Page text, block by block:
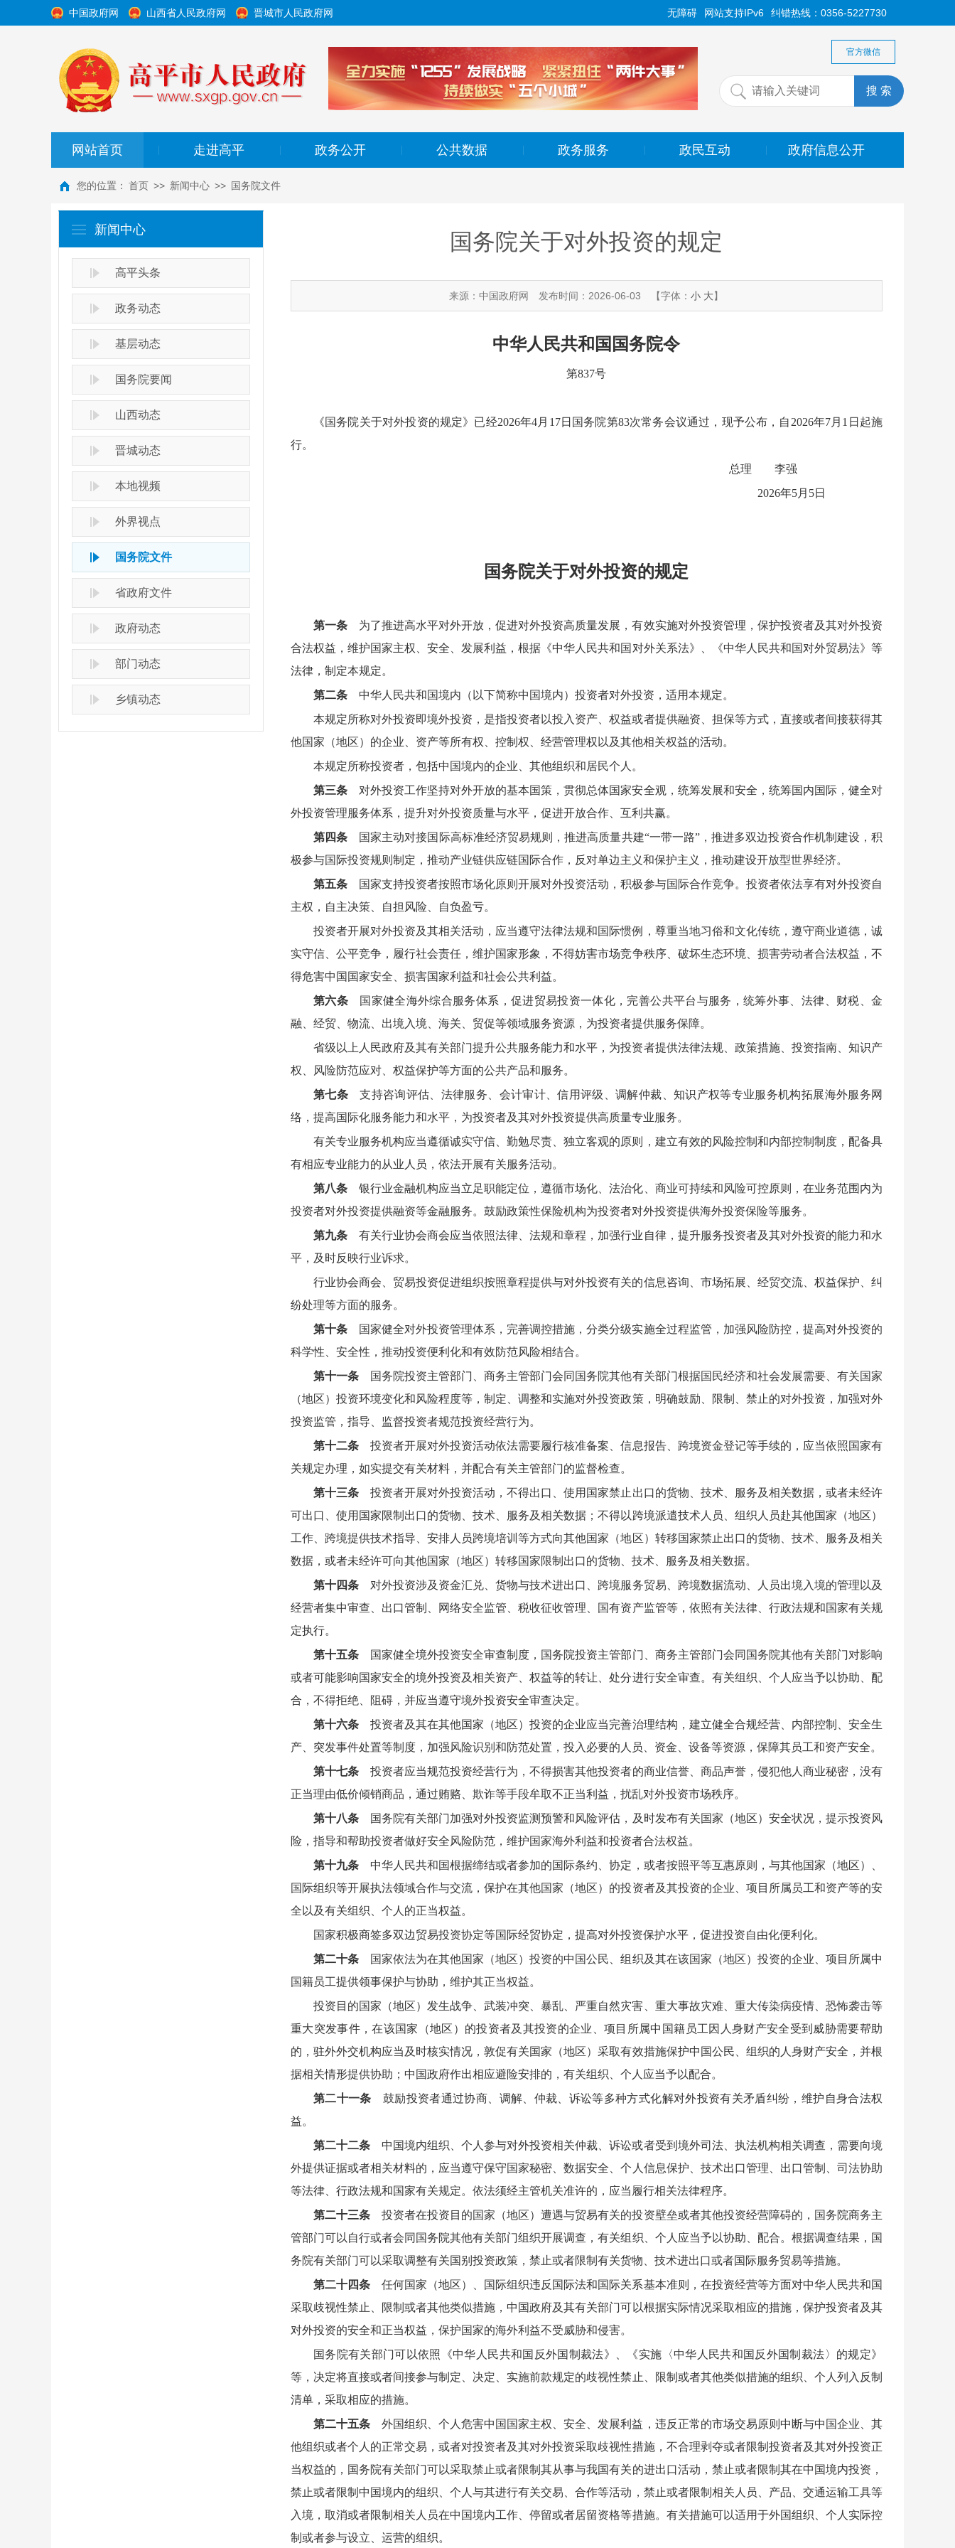
中国政府网 山西省人民政府网 晋城市人民政府网 纠错热线：0356-5227730
网站支持IPv6
无障碍
官方微信
网站首页 走进高平 政务公开 公共数据 政务服务 政民互动 政府信息公开
您的位置： 首页 >> 新闻中心 >> 国务院文件
新闻中心
高平头条
政务动态
基层动态
国务院要闻
山西动态
晋城动态
本地视频
外界视点
国务院文件
省政府文件
政府动态
部门动态
乡镇动态
国务院关于对外投资的规定
来源：中国政府网 发布时间：2026-06-03 【字体：小 大】
中华人民共和国国务院令
第837号
《国务院关于对外投资的规定》已经2026年4月17日国务院第83次常务会议通过，现予公布，自2026年7月1日起施
行。
总理 李强
2026年5月5日
国务院关于对外投资的规定
第一条为了推进高水平对外开放，促进对外投资高质量发展，有效实施对外投资管理，保护投资者及其对外投资
合法权益，维护国家主权、安全、发展利益，根据《中华人民共和国对外关系法》、《中华人民共和国对外贸易法》等
法律，制定本规定。
第二条中华人民共和国境内（以下简称中国境内）投资者对外投资，适用本规定。
本规定所称对外投资即境外投资，是指投资者以投入资产、权益或者提供融资、担保等方式，直接或者间接获得其
他国家（地区）的企业、资产等所有权、控制权、经营管理权以及其他相关权益的活动。
本规定所称投资者，包括中国境内的企业、其他组织和居民个人。
第三条对外投资工作坚持对外开放的基本国策，贯彻总体国家安全观，统筹发展和安全，统筹国内国际，健全对
外投资管理服务体系，提升对外投资质量与水平，促进开放合作、互利共赢。
第四条 国家主动对接国际高标准经济贸易规则，推进高质量共建“一带一路”，推进多双边投资合作机制建设，积
极参与国际投资规则制定，推动产业链供应链国际合作，反对单边主义和保护主义，推动建设开放型世界经济。
第五条国家支持投资者按照市场化原则开展对外投资活动，积极参与国际合作竞争。投资者依法享有对外投资自
主权，自主决策、自担风险、自负盈亏。
投资者开展对外投资及其相关活动，应当遵守法律法规和国际惯例，尊重当地习俗和文化传统，遵守商业道德，诚
实守信、公平竞争，履行社会责任，维护国家形象，不得妨害市场竞争秩序、破坏生态环境、损害劳动者合法权益，不
得危害中国国家安全、损害国家利益和社会公共利益。
第六条国家健全海外综合服务体系，促进贸易投资一体化，完善公共平台与服务，统筹外事、法律、财税、金
融、经贸、物流、出境入境、海关、贸促等领域服务资源，为投资者提供服务保障。
省级以上人民政府及其有关部门提升公共服务能力和水平，为投资者提供法律法规、政策措施、投资指南、知识产
权、风险防范应对、权益保护等方面的公共产品和服务。
第七条支持咨询评估、法律服务、会计审计、信用评级、调解仲裁、知识产权等专业服务机构拓展海外服务网
络，提高国际化服务能力和水平，为投资者及其对外投资提供高质量专业服务。
有关专业服务机构应当遵循诚实守信、勤勉尽责、独立客观的原则，建立有效的风险控制和内部控制制度，配备具
有相应专业能力的从业人员，依法开展有关服务活动。
第八条银行业金融机构应当立足职能定位，遵循市场化、法治化、商业可持续和风险可控原则，在业务范围内为
投资者对外投资提供融资等金融服务。鼓励政策性保险机构为投资者对外投资提供海外投资保险等服务。
第九条有关行业协会商会应当依照法律、法规和章程，加强行业自律，提升服务投资者及其对外投资的能力和水
平，及时反映行业诉求。
行业协会商会、贸易投资促进组织按照章程提供与对外投资有关的信息咨询、市场拓展、经贸交流、权益保护、纠
纷处理等方面的服务。
第十条国家健全对外投资管理体系，完善调控措施，分类分级实施全过程监管，加强风险防控，提高对外投资的
科学性、安全性，推动投资便利化和有效防范风险相结合。
第十一条国务院投资主管部门、商务主管部门会同国务院其他有关部门根据国民经济和社会发展需要、有关国家
（地区）投资环境变化和风险程度等，制定、调整和实施对外投资政策，明确鼓励、限制、禁止的对外投资，加强对外
投资监管，指导、监督投资者规范投资经营行为。
第十二条投资者开展对外投资活动依法需要履行核准备案、信息报告、跨境资金登记等手续的，应当依照国家有
关规定办理，如实提交有关材料，并配合有关主管部门的监督检查。
第十三条投资者开展对外投资活动，不得出口、使用国家禁止出口的货物、技术、服务及相关数据，或者未经许
可出口、使用国家限制出口的货物、技术、服务及相关数据；不得以跨境派遣技术人员、组织人员赴其他国家（地区）
工作、跨境提供技术指导、安排人员跨境培训等方式向其他国家（地区）转移国家禁止出口的货物、技术、服务及相关
数据，或者未经许可向其他国家（地区）转移国家限制出口的货物、技术、服务及相关数据。
第十四条对外投资涉及资金汇兑、货物与技术进出口、跨境服务贸易、跨境数据流动、人员出境入境的管理以及
经营者集中审查、出口管制、网络安全监管、税收征收管理、国有资产监管等，依照有关法律、行政法规和国家有关规
定执行。
第十五条国家健全境外投资安全审查制度，国务院投资主管部门、商务主管部门会同国务院其他有关部门对影响
或者可能影响国家安全的境外投资及相关资产、权益等的转让、处分进行安全审查。有关组织、个人应当予以协助、配
合，不得拒绝、阻碍，并应当遵守境外投资安全审查决定。
第十六条投资者及其在其他国家（地区）投资的企业应当完善治理结构，建立健全合规经营、内部控制、安全生
产、突发事件处置等制度，加强风险识别和防范处置，投入必要的人员、资金、设备等资源，保障其员工和资产安全。
第十七条投资者应当规范投资经营行为，不得损害其他投资者的商业信誉、商品声誉，侵犯他人商业秘密，没有
正当理由低价倾销商品，通过贿赂、欺诈等手段牟取不正当利益，扰乱对外投资市场秩序。
第十八条国务院有关部门加强对外投资监测预警和风险评估，及时发布有关国家（地区）安全状况，提示投资风
险，指导和帮助投资者做好安全风险防范，维护国家海外利益和投资者合法权益。
第十九条中华人民共和国根据缔结或者参加的国际条约、协定，或者按照平等互惠原则，与其他国家（地区）、
国际组织等开展执法领域合作与交流，保护在其他国家（地区）的投资者及其投资的企业、项目所属员工和资产等的安
全以及有关组织、个人的正当权益。
国家积极商签多双边贸易投资协定等国际经贸协定，提高对外投资保护水平，促进投资自由化便利化。
第二十条国家依法为在其他国家（地区）投资的中国公民、组织及其在该国家（地区）投资的企业、项目所属中
国籍员工提供领事保护与协助，维护其正当权益。
投资目的国家（地区）发生战争、武装冲突、暴乱、严重自然灾害、重大事故灾难、重大传染病疫情、恐怖袭击等
重大突发事件，在该国家（地区）的投资者及其投资的企业、项目所属中国籍员工因人身财产安全受到威胁需要帮助
的，驻外外交机构应当及时核实情况，敦促有关国家（地区）采取有效措施保护中国公民、组织的人身财产安全，并根
据相关情形提供协助；中国政府作出相应避险安排的，有关组织、个人应当予以配合。
第二十一条 鼓励投资者通过协商、调解、仲裁、诉讼等多种方式化解对外投资有关矛盾纠纷，维护自身合法权
益。
第二十二条中国境内组织、个人参与对外投资相关仲裁、诉讼或者受到境外司法、执法机构相关调查，需要向境
外提供证据或者相关材料的，应当遵守保守国家秘密、数据安全、个人信息保护、技术出口管理、出口管制、司法协助
等法律、行政法规和国家有关规定。依法须经主管机关准许的，应当履行相关法律程序。
第二十三条投资者在投资目的国家（地区）遭遇与贸易有关的投资壁垒或者其他投资经营障碍的，国务院商务主
管部门可以自行或者会同国务院其他有关部门组织开展调查，有关组织、个人应当予以协助、配合。根据调查结果，国
务院有关部门可以采取调整有关国别投资政策，禁止或者限制有关货物、技术进出口或者国际服务贸易等措施。
第二十四条任何国家（地区）、国际组织违反国际法和国际关系基本准则，在投资经营等方面对中华人民共和国
采取歧视性禁止、限制或者其他类似措施，中国政府及其有关部门可以根据实际情况采取相应的措施，保护投资者及其
对外投资的安全和正当权益，保护国家的海外利益不受威胁和侵害。
国务院有关部门可以依照《中华人民共和国反外国制裁法》、《实施〈中华人民共和国反外国制裁法〉的规定》
等，决定将直接或者间接参与制定、决定、实施前款规定的歧视性禁止、限制或者其他类似措施的组织、个人列入反制
清单，采取相应的措施。
第二十五条外国组织、个人危害中国国家主权、安全、发展利益，违反正常的市场交易原则中断与中国企业、其
他组织或者个人的正常交易，或者对投资者及其对外投资采取歧视性措施，不合理剥夺或者限制投资者及其对外投资正
当权益的，国务院有关部门可以采取禁止或者限制其从事与我国有关的进出口活动，禁止或者限制其在中国境内投资，
禁止或者限制中国境内的组织、个人与其进行有关交易、合作等活动，禁止或者限制相关人员、产品、交通运输工具等
入境，取消或者限制相关人员在中国境内工作、停留或者居留资格等措施。有关措施可以适用于外国组织、个人实际控
制或者参与设立、运营的组织。